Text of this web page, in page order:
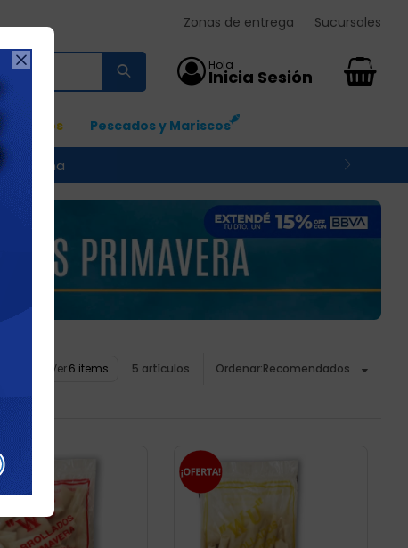

su zona
Ingresos Pescados y Mariscos
0
Zonas de entrega Sucursales
Ver 5 artículos Recomendados